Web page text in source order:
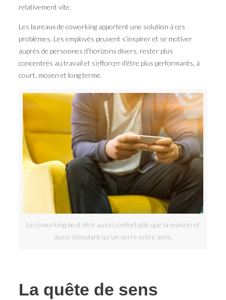
relativement vite.
Les bureaux de coworking apportent une solution à ces
problèmes. Les employés peuvent s’inspirer et se motiver
auprès de personnes d’horizons divers, rester plus
concentrés au travail et s’efforcer d’être plus performants, à
court, moyen et long terme.
Le coworking peut être aussi confortable que la maison et
aussi stimulant qu’un verre entre amis.
La quête de sens